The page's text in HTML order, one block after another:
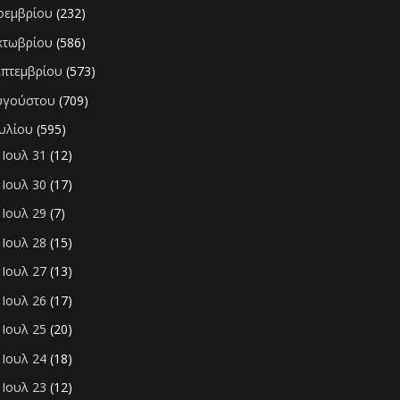
(232)
(586)
(573)
(709)
(595)
Ιουλ 31 (12)
Ιουλ 30 (17)
Ιουλ 29 (7)
Ιουλ 28 (15)
Ιουλ 27 (13)
Ιουλ 26 (17)
Ιουλ 25 (20)
Ιουλ 24 (18)
Ιουλ 23 (12)